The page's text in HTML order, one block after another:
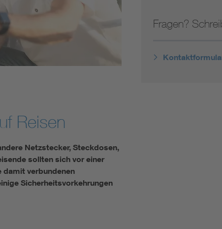
Reisen
Netzstecker, Steckdosen,
sollten sich vor einer
damit verbundenen
Sicherheitsvorkehrungen
Fragen?